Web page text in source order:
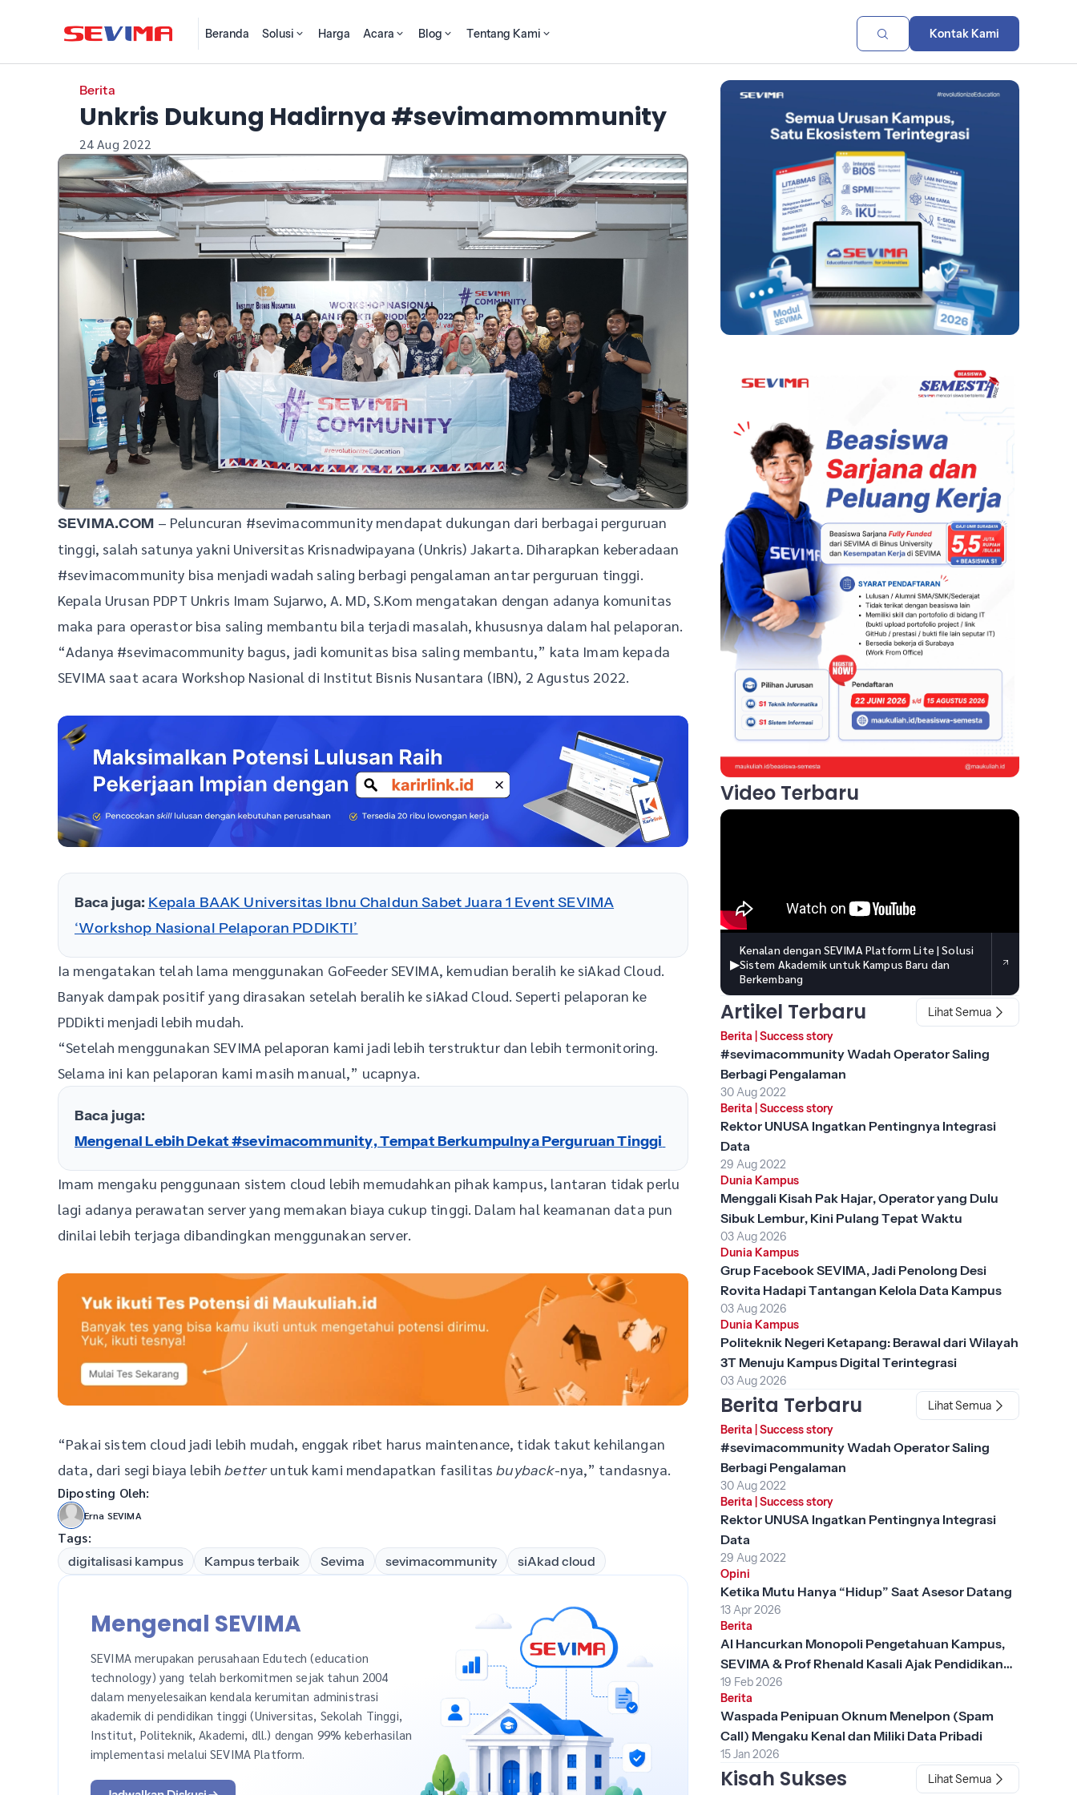
Beranda Solusi Harga Acara Blog Tentang Kami Kontak Kami
Berita
Unkris Dukung Hadirnya #sevimamommunity
24 Aug 2022
SEVIMA.COM – Peluncuran #sevimacommunity mendapat dukungan dari berbagai perguruan
tinggi, salah satunya yakni Universitas Krisnadwipayana (Unkris) Jakarta. Diharapkan keberadaan
#sevimacommunity bisa menjadi wadah saling berbagi pengalaman antar perguruan tinggi.
Kepala Urusan PDPT Unkris Imam Sujarwo, A. MD, S.Kom mengatakan dengan adanya komunitas
maka para operastor bisa saling membantu bila terjadi masalah, khususnya dalam hal pelaporan.
“Adanya #sevimacommunity bagus, jadi komunitas bisa saling membantu,” kata Imam kepada
SEVIMA saat acara Workshop Nasional di Institut Bisnis Nusantara (IBN), 2 Agustus 2022.
Baca juga: Kepala BAAK Universitas Ibnu Chaldun Sabet Juara 1 Event SEVIMA
‘Workshop Nasional Pelaporan PDDIKTI’
Ia mengatakan telah lama menggunakan GoFeeder SEVIMA, kemudian beralih ke siAkad Cloud.
Banyak dampak positif yang dirasakan setelah beralih ke siAkad Cloud. Seperti pelaporan ke
PDDikti menjadi lebih mudah.
“Setelah menggunakan SEVIMA pelaporan kami jadi lebih terstruktur dan lebih termonitoring.
Selama ini kan pelaporan kami masih manual,” ucapnya.
Baca juga:
Mengenal Lebih Dekat #sevimacommunity, Tempat Berkumpulnya Perguruan Tinggi
Imam mengaku penggunaan sistem cloud lebih memudahkan pihak kampus, lantaran tidak perlu
lagi adanya perawatan server yang memakan biaya cukup tinggi. Dalam hal keamanan data pun
dinilai lebih terjaga dibandingkan menggunakan server.
“Pakai sistem cloud jadi lebih mudah, enggak ribet harus maintenance, tidak takut kehilangan
data, dari segi biaya lebihbetteruntuk kami mendapatkan fasilitasbuyback-nya,” tandasnya.
Diposting Oleh:
Erna SEVIMA
Tags:
digitalisasi kampus Kampus terbaik Sevima sevimacommunity siAkad cloud
Mengenal SEVIMA
SEVIMA merupakan perusahaan Edutech (education
technology) yang telah berkomitmen sejak tahun 2004
dalam menyelesaikan kendala kerumitan administrasi
akademik di pendidikan tinggi (Universitas, Sekolah Tinggi,
Institut, Politeknik, Akademi, dll.) dengan 99% keberhasilan
implementasi melalui SEVIMA Platform.
Video Terbaru
▶
Kenalan dengan SEVIMA Platform Lite | Solusi
Sistem Akademik untuk Kampus Baru dan
Berkembang
Artikel Terbaru
Lihat Semua
Berita Success story
#sevimacommunity Wadah Operator Saling
Berbagi Pengalaman
30 Aug 2022
Berita Success story
Rektor UNUSA Ingatkan Pentingnya Integrasi
Data
29 Aug 2022
Dunia Kampus
Menggali Kisah Pak Hajar, Operator yang Dulu
Sibuk Lembur, Kini Pulang Tepat Waktu
03 Aug 2026
Dunia Kampus
Grup Facebook SEVIMA, Jadi Penolong Desi
Rovita Hadapi Tantangan Kelola Data Kampus
03 Aug 2026
Dunia Kampus
Politeknik Negeri Ketapang: Berawal dari Wilayah
3T Menuju Kampus Digital Terintegrasi
03 Aug 2026
Berita Terbaru
Lihat Semua
Berita Success story
#sevimacommunity Wadah Operator Saling
Berbagi Pengalaman
30 Aug 2022
Berita Success story
Rektor UNUSA Ingatkan Pentingnya Integrasi
Data
29 Aug 2022
Opini
Ketika Mutu Hanya “Hidup” Saat Asesor Datang
13 Apr 2026
Berita
AI Hancurkan Monopoli Pengetahuan Kampus,
SEVIMA & Prof Rhenald Kasali Ajak Pendidikan
Tinggi Berubah
19 Feb 2026
Berita
Waspada Penipuan Oknum Menelpon (Spam
Call) Mengaku Kenal dan Miliki Data Pribadi
15 Jan 2026
Kisah Sukses
Lihat Semua